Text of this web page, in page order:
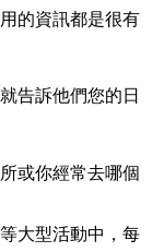
的資訊都是很有
告訴他們您的日
或你經常去哪個
大型活動中，每